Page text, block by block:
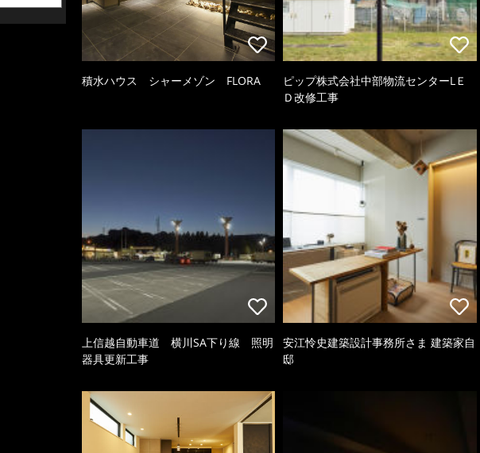
積水ハウス シャーメゾン FLORA
ピップ株式会社中部物流センターLＥ
Ｄ改修工事
上信越自動車道 横川SA下り線 照明
器具更新工事
安江怜史建築設計事務所さま 建築家自
邸